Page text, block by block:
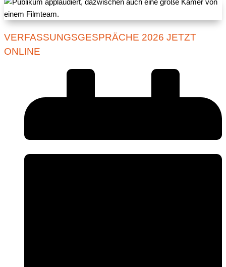
VERFASSUNGSGESPRÄCHE 2026 JETZT
ONLINE